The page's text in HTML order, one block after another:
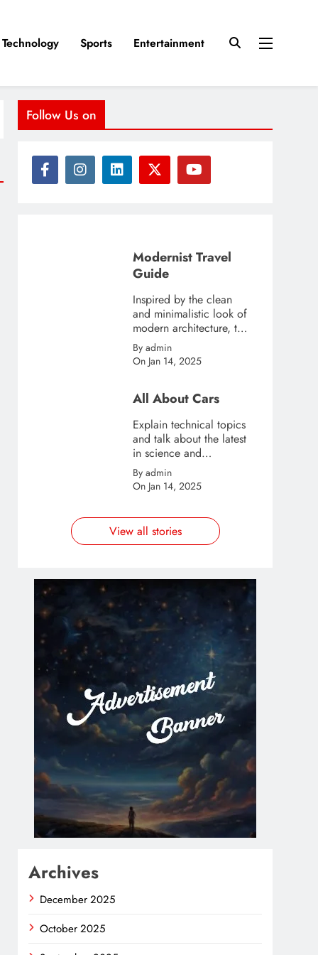
Technology Sports Entertainment
Follow Us on
Modernist Travel
Guide
Inspired by the clean
and minimalistic look of
modern architecture, this
template is great for
creating stories about
urban and city tourism.
By admin
On Jan 14, 2025
All About Cars
Explain technical topics
and talk about the latest
in science and
technology with this
clean and futuristic
template.
By admin
On Jan 14, 2025
View all stories
Archives
December 2025
October 2025